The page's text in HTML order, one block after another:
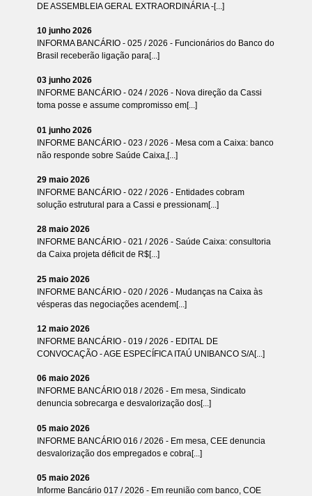
DE ASSEMBLEIA GERAL EXTRAORDINÁRIA -[...]
10 junho 2026
INFORMA BANCÁRIO - 025 / 2026 - Funcionários do Banco do
Brasil receberão ligação para[...]
03 junho 2026
INFORME BANCÁRIO - 024 / 2026 - Nova direção da Cassi
toma posse e assume compromisso em[...]
01 junho 2026
INFORME BANCÁRIO - 023 / 2026 - Mesa com a Caixa: banco
não responde sobre Saúde Caixa,[...]
29 maio 2026
INFORME BANCÁRIO - 022 / 2026 - Entidades cobram
solução estrutural para a Cassi e pressionam[...]
28 maio 2026
INFORME BANCÁRIO - 021 / 2026 - Saúde Caixa: consultoria
da Caixa projeta déficit de R$[...]
25 maio 2026
INFORME BANCÁRIO - 020 / 2026 - Mudanças na Caixa às
vésperas das negociações acendem[...]
12 maio 2026
INFORME BANCÁRIO - 019 / 2026 - EDITAL DE
CONVOCAÇÃO - AGE ESPECÍFICA ITAÚ UNIBANCO S/A[...]
06 maio 2026
INFORME BANCÁRIO 018 / 2026 - Em mesa, Sindicato
denuncia sobrecarga e desvalorização dos[...]
05 maio 2026
INFORME BANCÁRIO 016 / 2026 - Em mesa, CEE denuncia
desvalorização dos empregados e cobra[...]
05 maio 2026
Informe Bancário 017 / 2026 - Em reunião com banco, COE